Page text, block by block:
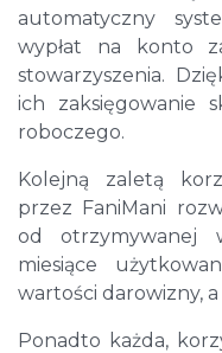
automatyczny
wypłat na konto
stowarzyszenia.
ich zaksięgowanie
roboczego.
Kolejną zaletą
przez FaniMani
od otrzymywanej
miesiące
wartości darowizny,
Ponadto każda,